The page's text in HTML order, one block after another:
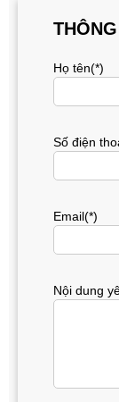
Họ tên(*)
Số điện
Email(*)
Nội dung